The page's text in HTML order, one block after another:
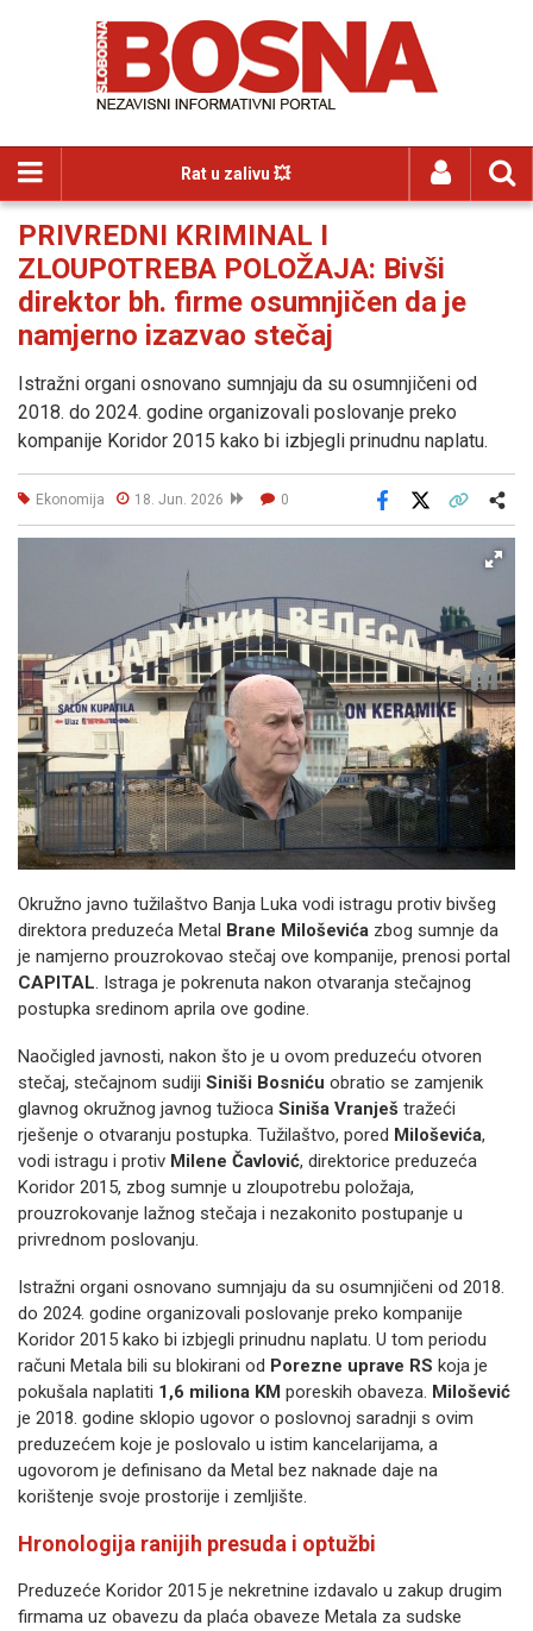
Rat u zalivu 💥
PRIVREDNI KRIMINAL I
ZLOUPOTREBA POLOŽAJA: Bivši
direktor bh. firme osumnjičen da je
namjerno izazvao stečaj
Istražni organi osnovano sumnjaju da su osumnjičeni od
2018. do 2024. godine organizovali poslovanje preko
kompanije Koridor 2015 kako bi izbjegli prinudnu naplatu.
Ekonomija 18. Jun. 2026 0
Facebook
Okružno javno tužilaštvo Banja Luka vodi istragu protiv bivšeg
direktora preduzeća Metal Brane Miloševića zbog sumnje da
je namjerno prouzrokovao stečaj ove kompanije, prenosi portal
CAPITAL. Istraga je pokrenuta nakon otvaranja stečajnog
postupka sredinom aprila ove godine.
Naočigled javnosti, nakon što je u ovom preduzeću otvoren
stečaj, stečajnom sudiji Siniši Bosniću obratio se zamjenik
glavnog okružnog javnog tužioca Siniša Vranješ tražeći
rješenje o otvaranju postupka. Tužilaštvo, pored Miloševića,
vodi istragu i protiv Milene Čavlović, direktorice preduzeća
Koridor 2015, zbog sumnje u zloupotrebu položaja,
prouzrokovanje lažnog stečaja i nezakonito postupanje u
privrednom poslovanju.
Istražni organi osnovano sumnjaju da su osumnjičeni od 2018.
do 2024. godine organizovali poslovanje preko kompanije
Koridor 2015 kako bi izbjegli prinudnu naplatu. U tom periodu
računi Metala bili su blokirani od Porezne uprave RS koja je
pokušala naplatiti 1,6 miliona KM poreskih obaveza. Milošević
je 2018. godine sklopio ugovor o poslovnoj saradnji s ovim
preduzećem koje je poslovalo u istim kancelarijama, a
ugovorom je definisano da Metal bez naknade daje na
korištenje svoje prostorije i zemljište.
Hronologija ranijih presuda i optužbi
Preduzeće Koridor 2015 je nekretnine izdavalo u zakup drugim
firmama uz obavezu da plaća obaveze Metala za sudske